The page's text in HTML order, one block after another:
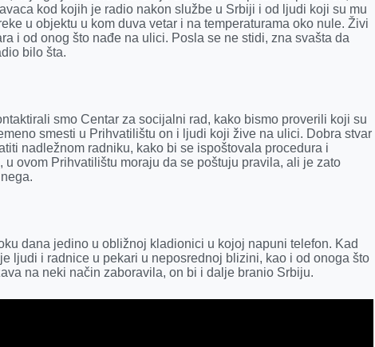
kod kojih je radio nakon službe u Srbiji i od ljudi koji su mu
u objektu u kom duva vetar i na temperaturama oko nule.Živi
i od onog što nađe na ulici. Posla se ne stidi, zna svašta da
bilo šta.
smo Centar za socijalni rad, kako bismo proverili koji su
smesti u Prihvatilištuon i ljudi koji žive na ulici. Dobra stvar
nadležnom radniku, kako bi se ispoštovala procedura i
ovom Prihvatilištu moraju da se poštuju pravila, ali je zato
dana jedino u obližnoj kladionici u kojoj napuni telefon. Kad
ljudi i radnice u pekari u neposrednoj blizini, kao i od onoga što
na neki način zaboravila, on bi i dalje branio Srbiju.